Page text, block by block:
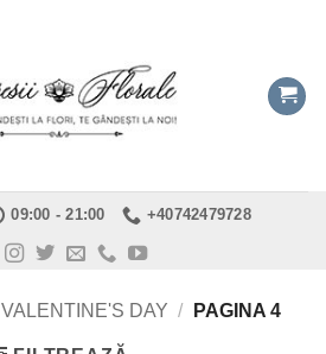
09:00 - 21:00 +40742479728
VALENTINE'S DAY / PAGINA 4